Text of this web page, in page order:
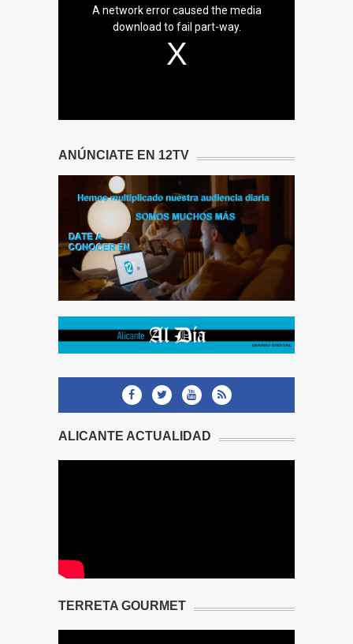
A network error caused the media
download to fail part-way.
ANÚNCIATE EN 12TV
ALICANTE ACTUALIDAD
TERRETA GOURMET